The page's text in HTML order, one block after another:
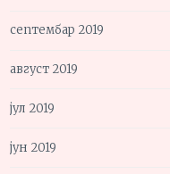
септембар 2019
август 2019
јул 2019
јун 2019